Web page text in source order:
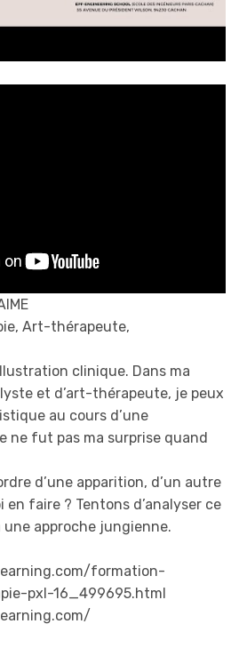
Art-thérapeute,
clinique. Dans ma
et d’art-thérapeute, je peux
au cours d’une
ne fut pas ma surprise quand
d’une apparition, d’un autre
faire ? Tentons d’analyser ce
approche jungienne.
formation-
pxl-16_499695.html